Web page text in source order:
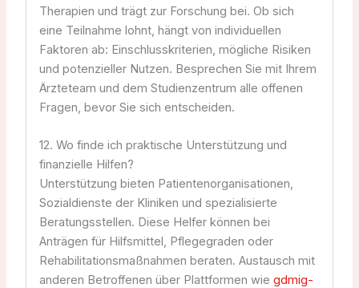
Therapien und trägt zur Forschung bei. Ob sich
eine Teilnahme lohnt, hängt von individuellen
Faktoren ab: Einschlusskriterien, mögliche Risiken
und potenzieller Nutzen. Besprechen Sie mit Ihrem
Ärzteteam und dem Studienzentrum alle offenen
Fragen, bevor Sie sich entscheiden.
12. Wo finde ich praktische Unterstützung und
finanzielle Hilfen?
Unterstützung bieten Patientenorganisationen,
Sozialdienste der Kliniken und spezialisierte
Beratungsstellen. Diese Helfer können bei
Anträgen für Hilfsmittel, Pflegegraden oder
Rehabilitationsmaßnahmen beraten. Austausch mit
anderen Betroffenen über Plattformen wie gdmig-